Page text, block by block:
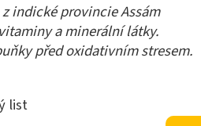
indické provincie Assám
a minerální látky.
před oxidativním stresem.
list